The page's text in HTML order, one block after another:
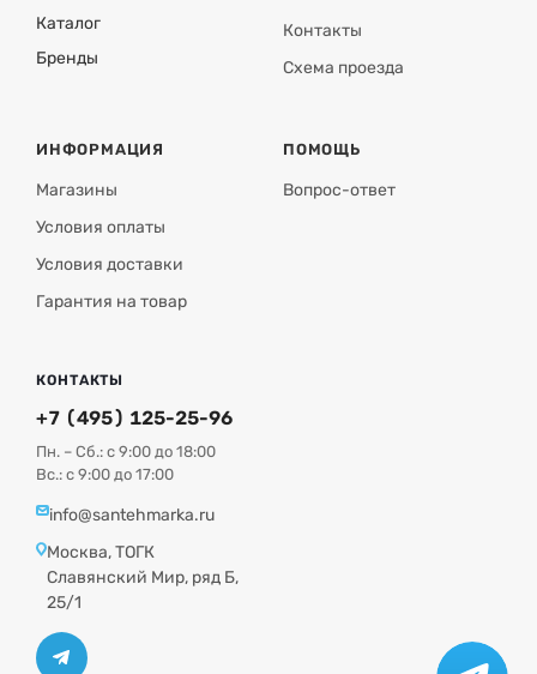
Каталог
Бренды
Контакты
Схема проезда
ИНФОРМАЦИЯ
Магазины
Условия оплаты
Условия доставки
Гарантия на товар
ПОМОЩЬ
Вопрос-ответ
КОНТАКТЫ
+7 (495) 125-25-96
Пн. – Сб.: с 9:00 до 18:00
Вс.: с 9:00 до 17:00
info@santehmarka.ru
Москва, ТОГК
Славянский Мир, ряд Б,
25/1